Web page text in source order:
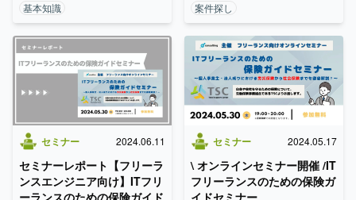
基本知識
案件探し
セミナー 2024.06.11
セミナーレポート【フリーラ
ンスエンジニア向け】ITフリ
ーランスのための保険ガイド
セミナー 2024.05.17
\ オンラインセミナー開催 /IT
フリーランスのための保険ガ
イドセミナー